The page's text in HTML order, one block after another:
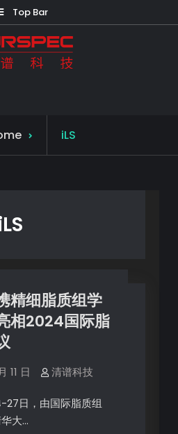
Top Bar
-PURSPEC-让人类生
iLS
精细脂质组学
相2024国际脂
11 日 清谱科技
27日，由国际脂质组
大…